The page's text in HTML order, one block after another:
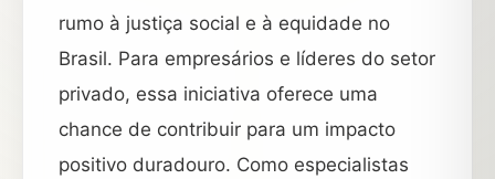
rumo à justiça social e à equidade no
Brasil. Para empresários e líderes do setor
privado, essa iniciativa oferece uma
chance de contribuir para um impacto
positivo duradouro. Como especialistas